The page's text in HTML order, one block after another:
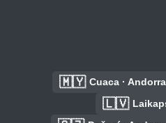
🇲🇾 Cuaca · Andorra
🇱🇻